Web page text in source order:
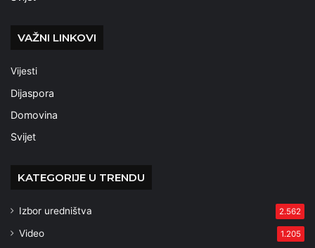
VAŽNI LINKOVI
Vijesti
Dijaspora
Domovina
Svijet
KATEGORIJE U TRENDU
Izbor uredništva 2.562
Video 1.205